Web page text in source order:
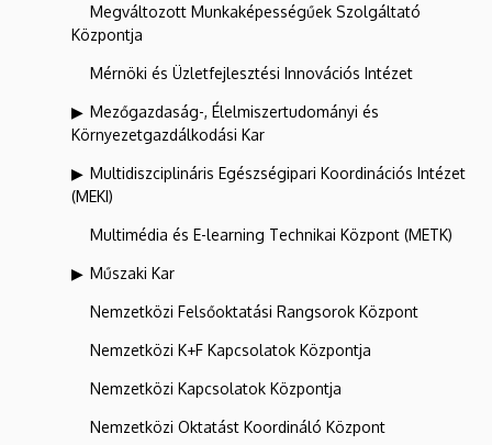
Megváltozott Munkaképességűek Szolgáltató
Központja
Mérnöki és Üzletfejlesztési Innovációs Intézet
Mezőgazdaság-, Élelmiszertudományi és
Környezetgazdálkodási Kar
Multidiszciplináris Egészségipari Koordinációs Intézet
(MEKI)
Multimédia és E-learning Technikai Központ (METK)
Műszaki Kar
Nemzetközi Felsőoktatási Rangsorok Központ
Nemzetközi K+F Kapcsolatok Központja
Nemzetközi Kapcsolatok Központja
Nemzetközi Oktatást Koordináló Központ